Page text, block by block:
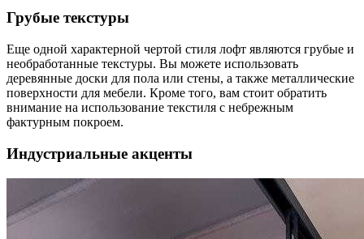
Грубые текстуры
Еще одной характерной чертой стиля лофт являются грубые и
необработанные текстуры. Вы можете использовать
деревянные доски для пола или стены, а также металлические
поверхности для мебели. Кроме того, вам стоит обратить
внимание на использование текстиля с небрежным
фактурным покроем.
Индустриальные акценты